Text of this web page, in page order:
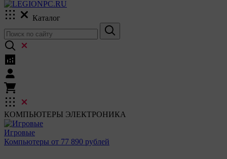
Каталог
КОМПЬЮТЕРЫ ЭЛЕКТРОНИКА
Игровые
Компьютеры от 77 890 рублей